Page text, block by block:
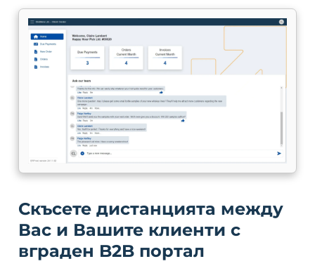
Скъсете дистанцията между
Вас и Вашите клиенти с
вграден B2B портал